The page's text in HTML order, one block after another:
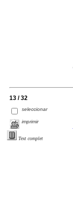
13 / 32
seleccionar
imprimir
Text complet